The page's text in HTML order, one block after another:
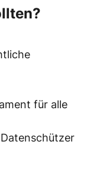
für alle